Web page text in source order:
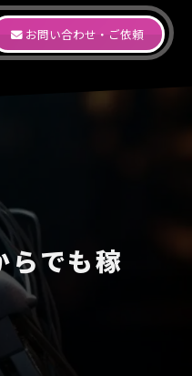
お問い合わせ・ご依頼
らでも稼